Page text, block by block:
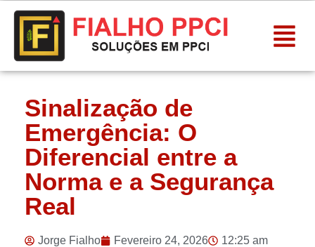
Sinalização de
Emergência: O
Diferencial entre a
Norma e a Segurança
Real
Jorge Fialho Fevereiro 24, 2026
12:25 am